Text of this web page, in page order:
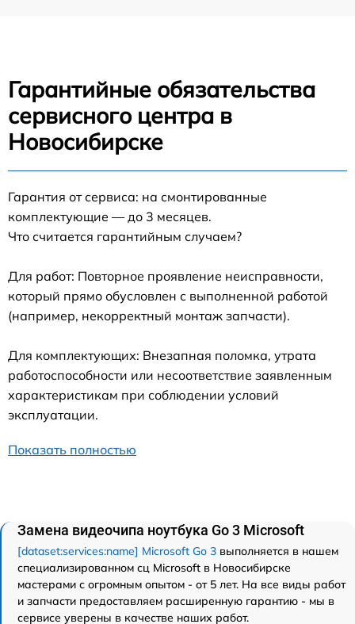
Гарантийные обязательства
сервисного центра в
Новосибирске
Гарантия от сервиса: на смонтированные
комплектующие — до 3 месяцев.
Что считается гарантийным случаем?
Для работ: Повторное проявление неисправности,
который прямо обусловлен с выполненной работой
(например, некорректный монтаж запчасти).
Для комплектующих: Внезапная поломка, утрата
работоспособности или несоответствие заявленным
характеристикам при соблюдении условий
эксплуатации.
Показать полностью
Замена видеочипа ноутбука Go 3 Microsoft
[dataset:services:name] Microsoft Go 3 выполняется в нашем
специализированном сц Microsoft в Новосибирске
мастерами с огромным опытом - от 5 лет. На все виды работ
и запчасти предоставляем расширенную гарантию - мы в
сервисе уверены в качестве наших работ.